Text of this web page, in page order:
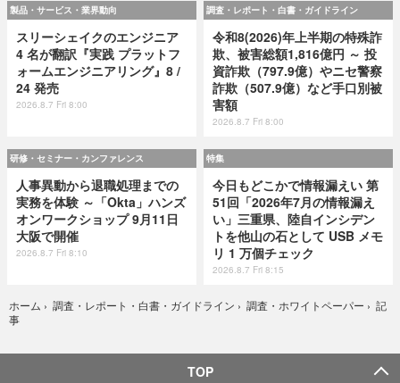
製品・サービス・業界動向
スリーシェイクのエンジニア
4 名が翻訳『実践 プラットフ
ォームエンジニアリング』8 /
24 発売
2026.8.7 Fri 8:00
調査・レポート・白書・ガイドライン
令和8(2026)年上半期の特殊詐
欺、被害総額1,816億円 ～ 投
資詐欺（797.9億）やニセ警察
詐欺（507.9億）など手口別被
害額
2026.8.7 Fri 8:00
研修・セミナー・カンファレンス
人事異動から退職処理までの
実務を体験 ～「Okta」ハンズ
オンワークショップ 9月11日
大阪で開催
2026.8.7 Fri 8:10
特集
今日もどこかで情報漏えい 第
51回「2026年7月の情報漏え
い」三重県、陸自インシデン
トを他山の石として USB メモ
リ 1 万個チェック
2026.8.7 Fri 8:15
ホーム › 調査・レポート・白書・ガイドライン › 調査・ホワイトペーパー › 記
事
TOP